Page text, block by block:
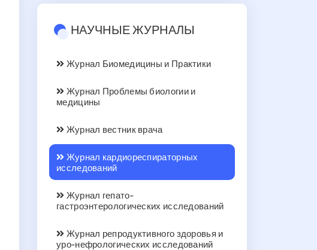
НАУЧНЫЕ ЖУРНАЛЫ
Журнал Биомедицины и Практики
Журнал Проблемы биологии и
медицины
Журнал вестник врача
Журнал кардиореспираторных
исследований
Журнал гепато-
гастроэнтерологических исследований
Журнал репродуктивного здоровья и
уро-нефрологических исследований